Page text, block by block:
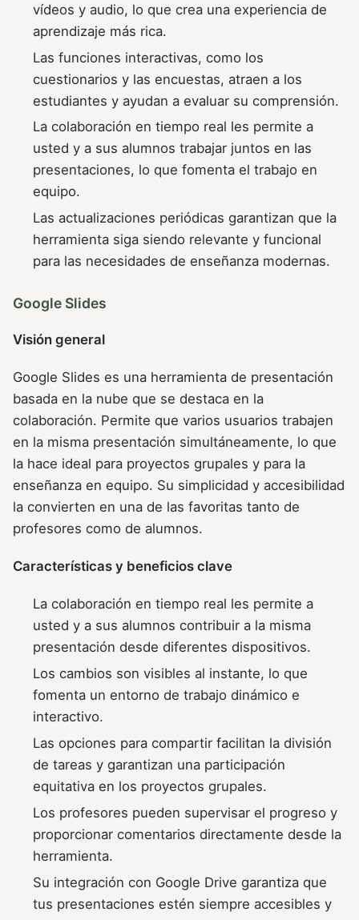
vídeos y audio, lo que crea una experiencia de
aprendizaje más rica.
Las funciones interactivas, como los
cuestionarios y las encuestas, atraen a los
estudiantes y ayudan a evaluar su comprensión.
La colaboración en tiempo real les permite a
usted y a sus alumnos trabajar juntos en las
presentaciones, lo que fomenta el trabajo en
equipo.
Las actualizaciones periódicas garantizan que la
herramienta siga siendo relevante y funcional
para las necesidades de enseñanza modernas.
Google Slides
Visión general
Google Slides es una herramienta de presentación
basada en la nube que se destaca en la
colaboración. Permite que varios usuarios trabajen
en la misma presentación simultáneamente, lo que
la hace ideal para proyectos grupales y para la
enseñanza en equipo. Su simplicidad y accesibilidad
la convierten en una de las favoritas tanto de
profesores como de alumnos.
Características y beneficios clave
La colaboración en tiempo real les permite a
usted y a sus alumnos contribuir a la misma
presentación desde diferentes dispositivos.
Los cambios son visibles al instante, lo que
fomenta un entorno de trabajo dinámico e
interactivo.
Las opciones para compartir facilitan la división
de tareas y garantizan una participación
equitativa en los proyectos grupales.
Los profesores pueden supervisar el progreso y
proporcionar comentarios directamente desde la
herramienta.
Su integración con Google Drive garantiza que
tus presentaciones estén siempre accesibles y